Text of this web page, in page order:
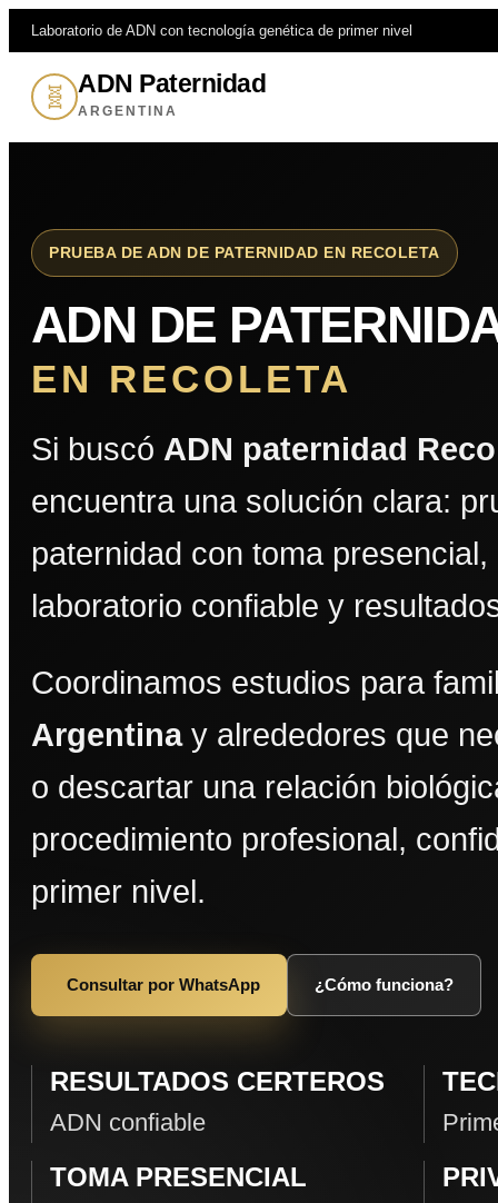
Laboratorio de ADN con tecnología genética de primer nivel
🧬 ADN Paternidad
ARGENTINA
PRUEBA DE ADN DE PATERNIDAD EN RECOLETA
ADN DE
EN RECOLETA
Si buscó ADN paternidad
encuentra una solución clara:
paternidad con toma
laboratorio confiable y
Coordinamos estudios para
Argentinay alrededores que
o descartar una relación
procedimiento profesional,
primer nivel.
Consultar por WhatsApp ¿Cómo funciona?
RESULTADOS CERTEROS
ADN confiable
TOMA PRESENCIAL